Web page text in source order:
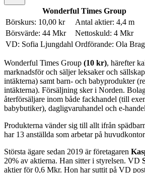
Wonderful Times Group
Börskurs: 10,00 kr
Antal aktier: 4,4 m
Börsvärde: 44 Mkr
Nettoskuld: 4 Mkr
VD: Sofia Ljungdahl Ordförande: Ola
Wonderful Times Group (10 kr), härefter
marknadsför och säljer leksaker och
intäkterna) samt barn- och babyprodukter
intäkterna). Försäljning sker i Norden.
återförsäljare inom både fackhandel (till
babybutiker), dagligvaruhandel och e-
Produkterna vänder sig till allt ifrån
har 13 anställda som arbetar på
Största ägare sedan 2019 är företagaren
20% av aktierna. Han sitter i styrelsen. VD
aktier för 0,6 Mkr. Hon har suttit på VD